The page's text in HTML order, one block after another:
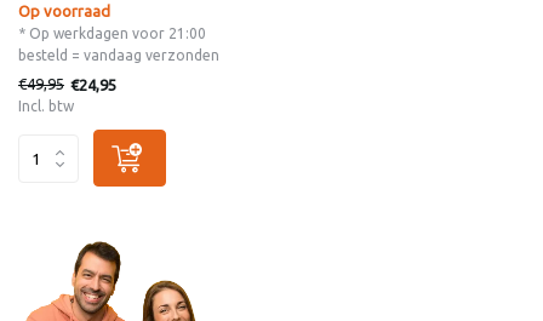
Op voorraad
* Op werkdagen voor 21:00
besteld = vandaag verzonden
€49,95 €24,95
Incl. btw